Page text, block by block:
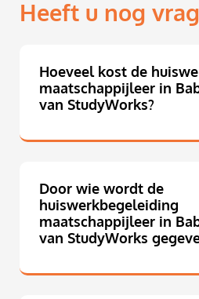
Heeft u nog
Hoeveel kost de
maatschappijleer in
van StudyWorks?
Door wie wordt de
huiswerkbegeleiding
maatschappijleer in
van StudyWorks